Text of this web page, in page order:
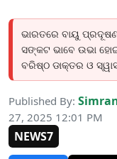
ଭାରତରେ ବାୟୁ ପ୍ରଦୂଷଣ
ସଙ୍କଟ ଭାବେ ଉଭା
ବରିଷ୍ଠ ଡାକ୍ତର ଓ
Published By:
27, 2025 12:01 PM
NEWS7